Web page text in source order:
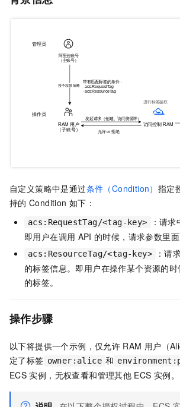
自定义策略中是通过条件（Condition） 指定
持的 Condition 如下：
acs:RequestTag/<tag-key>
：请
即用户在调用 API 的时候，请求参数里面
acs:ResourceTag/<tag-key>
：请
的标签信息。即用户在操作某个资源的
的标签。
操作步骤
以下将提供一个示例，仅允许 RAM 用户（
定了标签 owner:alice 和
ECS 实例，无权查看和管理其他 ECS 实例。